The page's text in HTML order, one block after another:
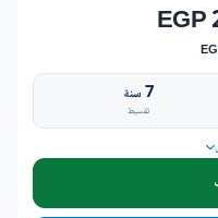
7سنة
تقسيط